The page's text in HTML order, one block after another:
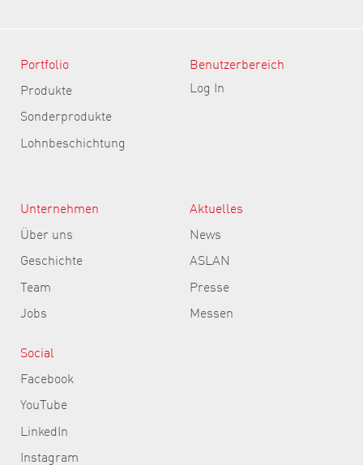
Portfolio
Produkte
Sonderprodukte
Lohnbeschichtung
Benutzerbereich
Log In
Unternehmen
Über uns
Geschichte
Team
Jobs
Aktuelles
News
ASLAN
Presse
Messen
Social
Facebook
YouTube
LinkedIn
Instagram